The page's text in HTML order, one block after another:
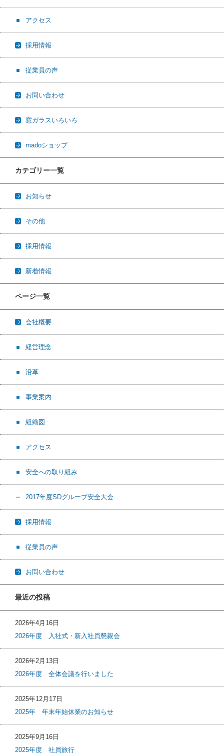
アクセス
採用情報
従業員の声
お問い合わせ
窓ガラスいろいろ
madoショップ
カテゴリー一覧
お知らせ
その他
採用情報
新着情報
ページ一覧
会社概要
経営理念
沿革
事業案内
組織図
アクセス
安全への取り組み
2017年度SDグループ安全大会
採用情報
従業員の声
お問い合わせ
最近の投稿
2026年4月16日
2026年度 入社式・新入社員懇親会
2026年2月13日
2026年度 全体会議を行いました
2025年12月17日
2025年 年末年始休業のお知らせ
2025年9月16日
2025年度 社員旅行